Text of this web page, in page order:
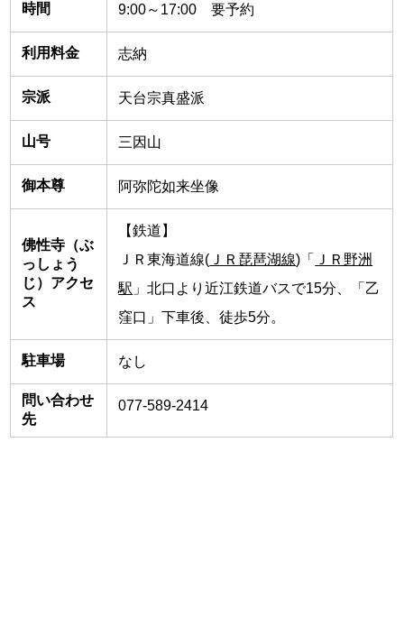
時間 9:00～17:00 要予約
利用料金 志納
宗派 天台宗真盛派
山号 三因山
御本尊 阿弥陀如来坐像
佛性寺（ぶ
っしょう
じ）アクセ
ス
【鉄道】
ＪＲ東海道線( ＪＲ琵琶湖線)「
ＪＲ野洲
駅 」北口より近江鉄道バスで15分、「乙
窪口」下車後、徒歩5分。
駐車場 なし
問い合わせ
先
077-589-2414